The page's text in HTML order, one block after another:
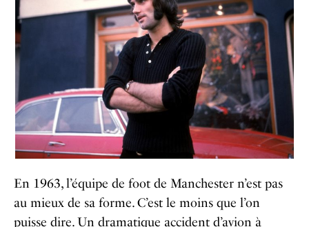
En 1963, l’équipe de foot de Manchester n’est pas
au mieux de sa forme. C’est le moins que l’on
puisse dire. Un dramatique accident d’avion à